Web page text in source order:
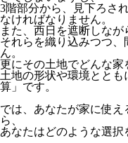
3階部分から、見下ろさ
なければなりません。
また、西日を遮断しなが
それらを織り込みつつ
ん。
更にその土地でどんな家
土地の形状や環境とと
算」です。
では、あなたが家に使え
ら、
あなたはどのような選択